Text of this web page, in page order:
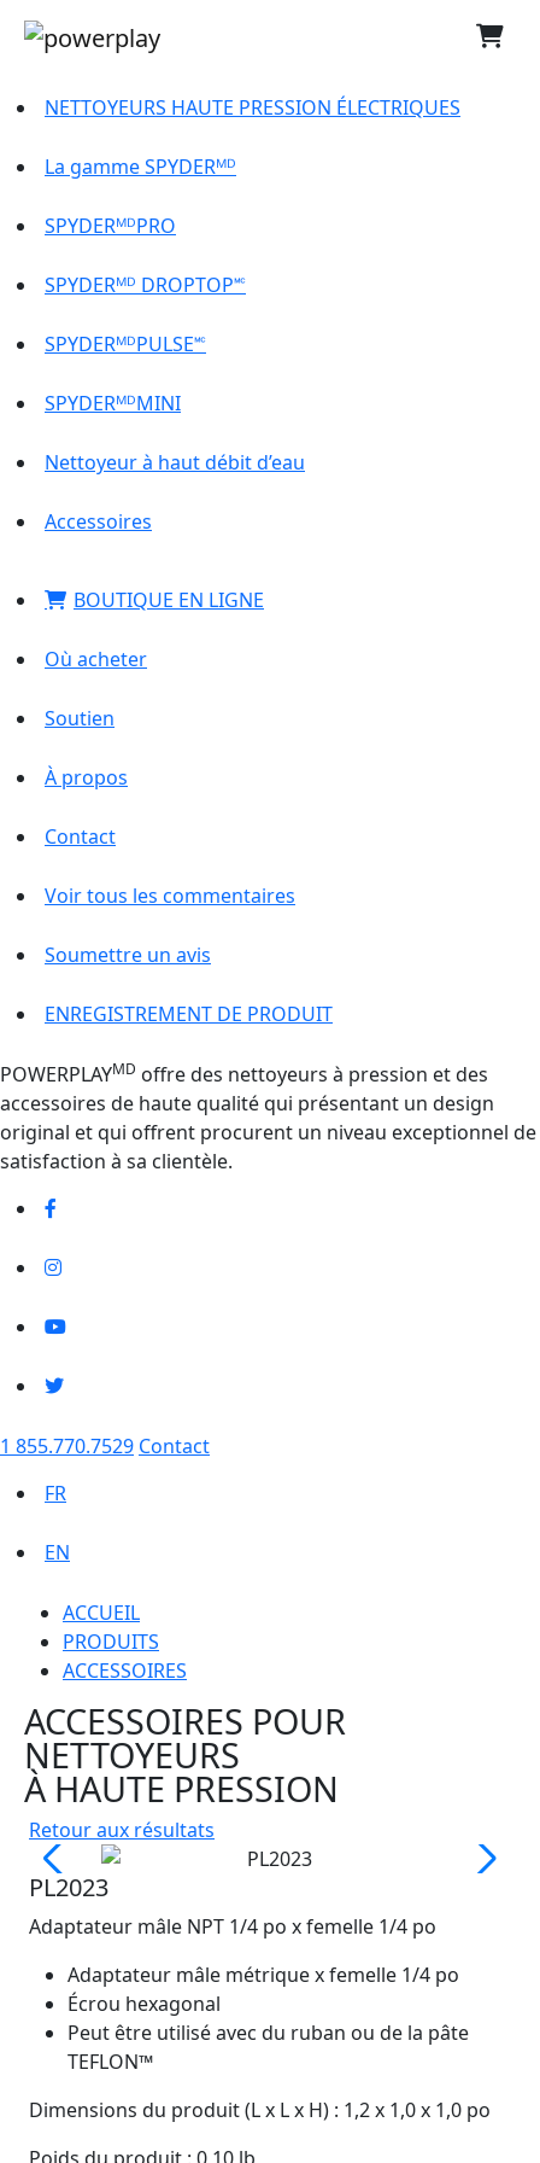
NETTOYEURS HAUTE PRESSION ÉLECTRIQUES
La gamme SPYDERᴹᴰ
SPYDERᴹᴰPRO
SPYDERᴹᴰ DROPTOP🅪
SPYDERᴹᴰPULSE🅪
SPYDERᴹᴰMINI
Nettoyeur à haut débit d’eau
Accessoires
BOUTIQUE EN LIGNE
Où acheter
Soutien
À propos
Contact
Voir tous les commentaires
Soumettre un avis
ENREGISTREMENT DE PRODUIT
POWERPLAYMD offre des nettoyeurs à pression et des
accessoires de haute qualité qui présentant un design
original et qui offrent procurent un niveau exceptionnel de
satisfaction à sa clientèle.
1 855.770.7529 Contact
FR
EN
ACCUEIL
PRODUITS
ACCESSOIRES
ACCESSOIRES POUR
NETTOYEURS
À HAUTE PRESSION
Retour aux résultats
PL2023
Adaptateur mâle NPT 1/4 po x femelle 1/4 po
Adaptateur mâle métrique x femelle 1/4 po
Écrou hexagonal
Peut être utilisé avec du ruban ou de la pâte
TEFLON™
Dimensions du produit (L x L x H) : 1,2 x 1,0 x 1,0 po